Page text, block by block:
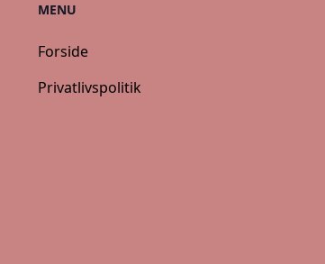
MENU
Forside
Privatlivspolitik